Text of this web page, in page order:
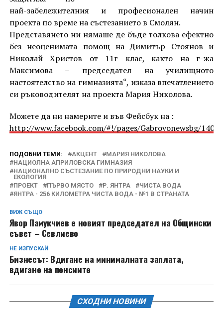
най-забележителния и професионален начин
проекта по време на състезанието в Смолян.
Представянето ни нямаше де бъде толкова ефектно
без неоценимата помощ на Димитър Стоянов и
Николай Христов от 11г клас, както на г-жа
Максимова – председател на училищното
настоятелство на гимназията“, изказа впечатлението
си ръководителят на проекта Мария Николова.
Можете да ни намерите и във Фейсбук на :
http://www.facebook.com/#!/pages/Gabrovonewsbg/
ПОДОБНИ ТЕМИ: АКЦЕНТ
МАРИЯ НИКОЛОВА
НАЦИОЛНА АПРИЛОВСКА ГИМНАЗИЯ
НАЦИОНАЛНО СЪСТЕЗАНИЕ ПО ПРИРОДНИ НАУКИ И
ЕКОЛОГИЯ
ПРОЕКТ
ПЪРВО МЯСТО Р. ЯНТРА
ЧИСТА ВОДА
ЯНТРА - 256 КИЛОМЕТРА ЧИСТА ВОДА - №1 В СТРАНАТА
ВИЖ СЪЩО
Явор Памукчиев е новият председател на Общински
съвет – Севлиево
НЕ ИЗПУСКАЙ
Бизнесът: Вдигане на минималната заплата,
вдигане на пенсиите
СХОДНИ НОВИНИ